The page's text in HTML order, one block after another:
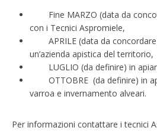
Fine MARZO (data da
con i Tecnici Aspromiele,
APRILE (data da
un’azienda apistica del territorio,
LUGLIO (da definire) in
OTTOBRE (da definire) in
varroa e invernamento alveari.
Per informazioni contattare i tecnici